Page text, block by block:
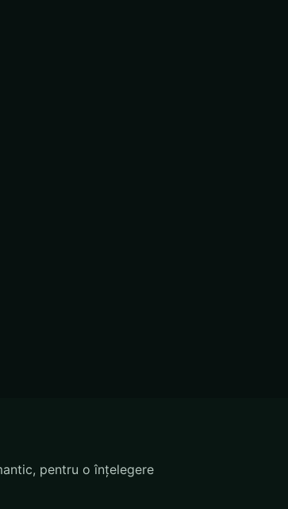
pentru o înțelegere